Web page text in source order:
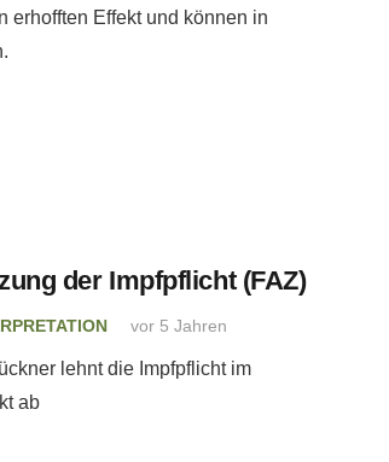
erhofften Effekt und können in
der Impfpflicht (FAZ)
vor 5 Jahren
lehnt die Impfpflicht im
ab